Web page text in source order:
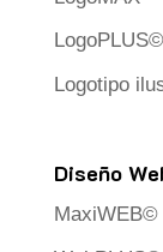
LogoPLUS©
Logotipo
Diseño
MaxiWEB©